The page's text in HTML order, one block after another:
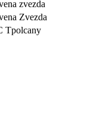
zvezda
Zvezda
Tpolcany